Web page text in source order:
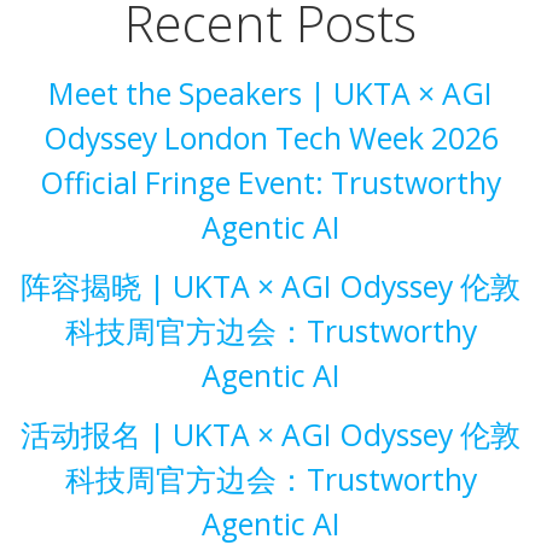
Recent Posts
Meet the Speakers | UKTA × AGI
Odyssey London Tech Week 2026
Official Fringe Event: Trustworthy
Agentic AI
阵容揭晓 | UKTA × AGI Odyssey 伦敦
科技周官方边会：Trustworthy
Agentic AI
活动报名 | UKTA × AGI Odyssey 伦敦
科技周官方边会：Trustworthy
Agentic AI